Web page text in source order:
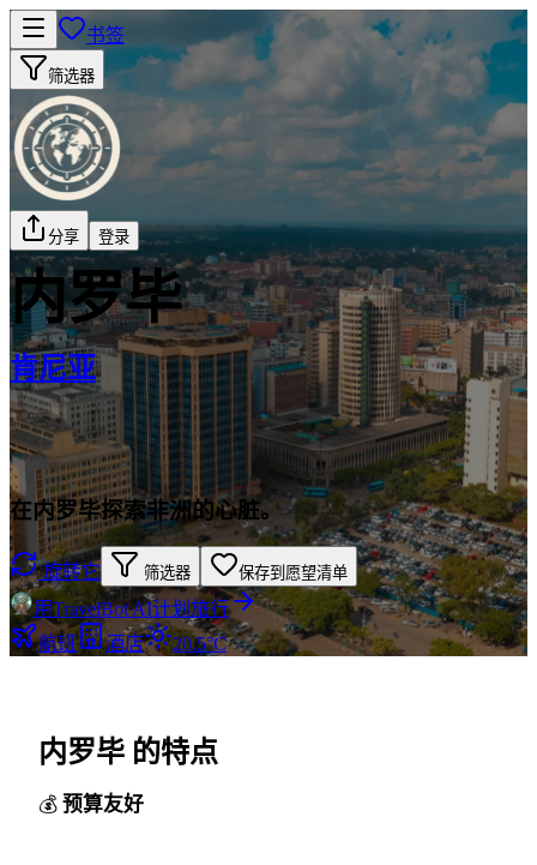
书签
筛选器
分享 登录
内罗毕
肯尼亚
在内罗毕探索非洲的心脏。
旋转它 筛选器 保存到愿望清单
用TravelBot AI计划旅行
航班
酒店 20.5°C
内罗毕 的特点
预算友好